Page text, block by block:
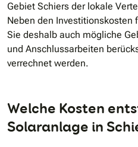
Gebiet Schiers der lokale
Neben den Investitionskosten
Sie deshalb auch mögliche
und Anschlussarbeiten
verrechnet werden.
Welche Kosten
Solaranlage in